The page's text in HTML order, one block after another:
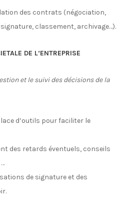
des contrats (négociation,
classement, archivage…).
DE L’ENTREPRISE
et le suivi des décisions de la
d’outils pour faciliter le
des retards éventuels, conseils
de signature et des